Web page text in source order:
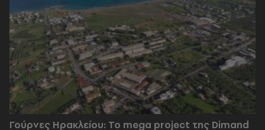
Γούρνες Ηρακλείου: To mega project της Dimand